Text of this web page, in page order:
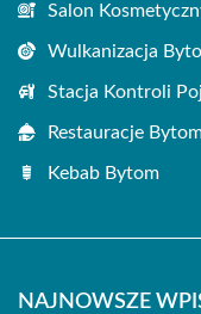
Salon
Wulkanizacja
Stacja Kontroli
Restauracje
Kebab Bytom
NAJNOWSZE